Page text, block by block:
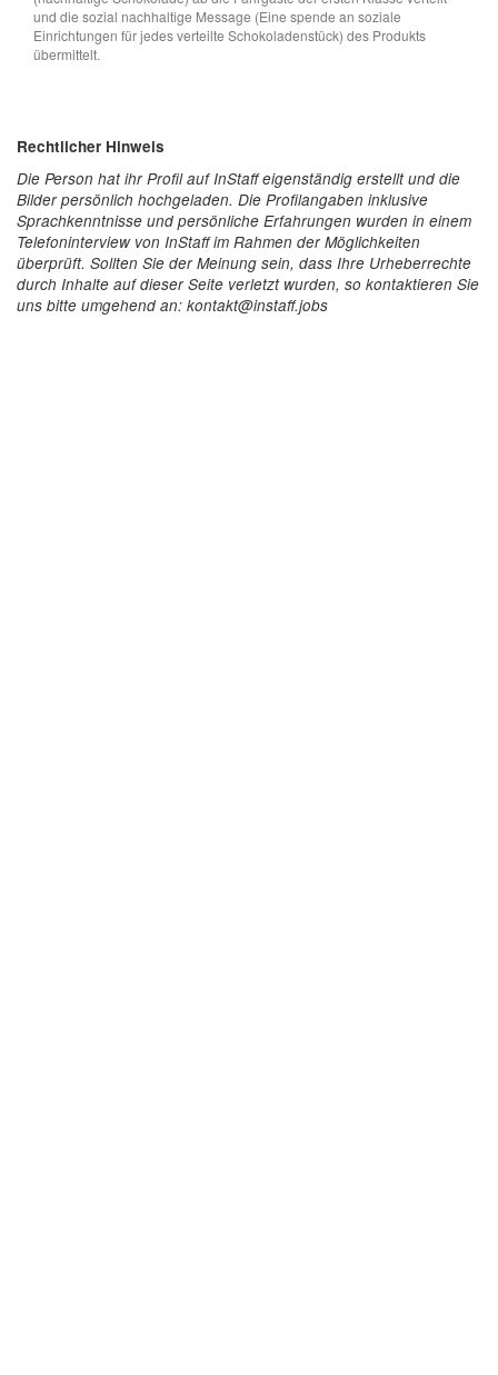
und die sozial nachhaltige Message (Eine spende an soziale
Einrichtungen für jedes verteilte Schokoladenstück) des Produkts
übermittelt.
Rechtlicher Hinweis
Die Person hat ihr Profil auf InStaff eigenständig erstellt und die
Bilder persönlich hochgeladen. Die Profilangaben inklusive
Sprachkenntnisse und persönliche Erfahrungen wurden in einem
Telefoninterview von InStaff im Rahmen der Möglichkeiten
überprüft. Sollten Sie der Meinung sein, dass Ihre Urheberrechte
durch Inhalte auf dieser Seite verletzt wurden, so kontaktieren Sie
uns bitte umgehend an: kontakt@instaff.jobs